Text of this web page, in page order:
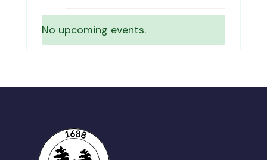
No upcoming events.